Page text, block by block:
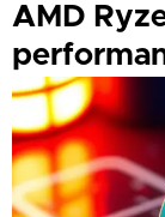
AMD